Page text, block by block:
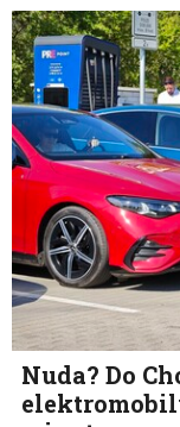
Nuda? Do